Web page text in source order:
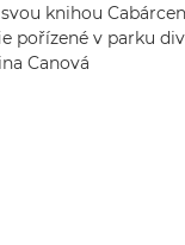
knihou
pořízené v parku
Canová